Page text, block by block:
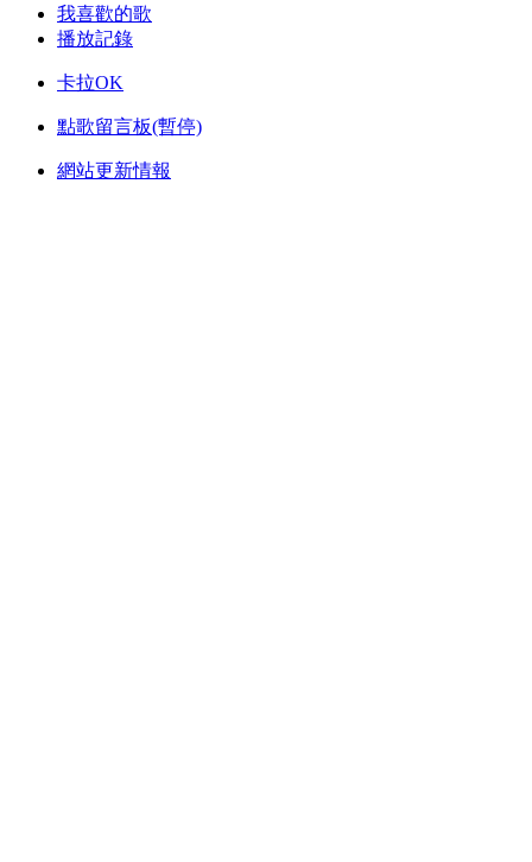
我喜歡的歌
播放記錄
卡拉OK
點歌留言板(暫停)
網站更新情報